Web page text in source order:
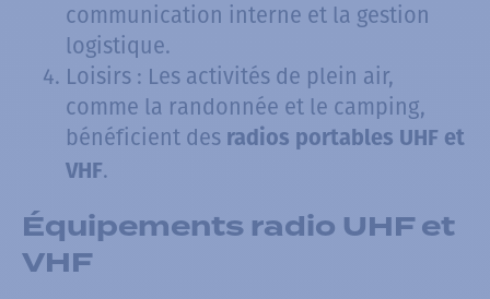
communication interne et la gestion
logistique.
Loisirs : Les activités de plein air,
comme la randonnée et le camping,
bénéficient des radios portables UHF et
VHF.
Équipements radio UHF et
VHF